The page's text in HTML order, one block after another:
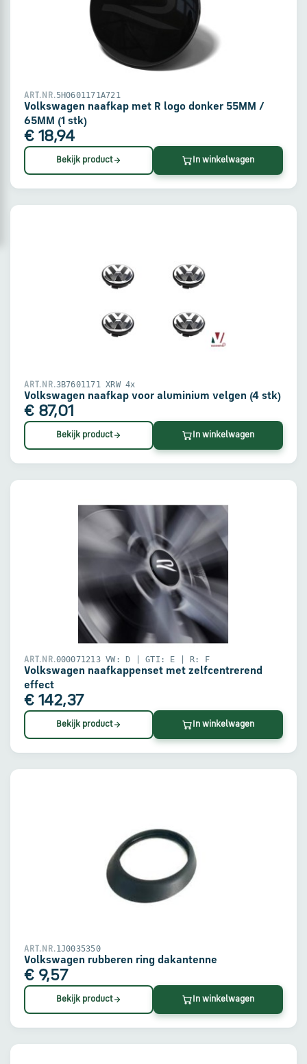
een
e-
mail
Handige
Klantenservice
ART.NR.5H0601171A721
Volkswagen naafkap met R logo donker 55MM /
65MM (1 stk)
€ 18,94
Bekijk product In winkelwagen
ART.NR.3B7601171 XRW 4x
Volkswagen naafkap voor aluminium velgen (4 stk)
€ 87,01
Bekijk product In winkelwagen
ART.NR.000071213 VW: D | GTI: E | R: F
Volkswagen naafkappenset met zelfcentrerend
effect
€ 142,37
Bekijk product In winkelwagen
ART.NR.1J0035350
Volkswagen rubberen ring dakantenne
€ 9,57
Bekijk product In winkelwagen